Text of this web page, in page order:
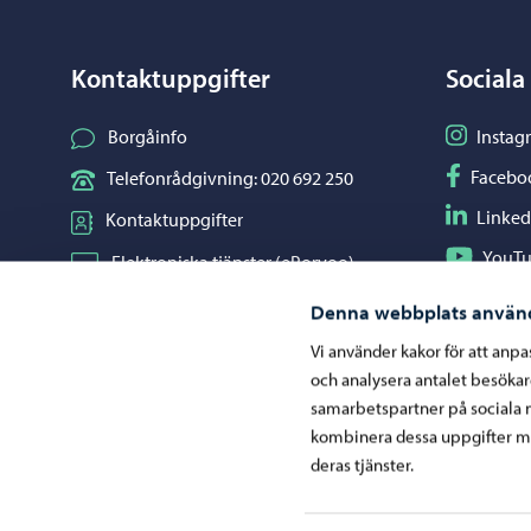
Denna webbplats
Vi använder kakor för att
och analysera antalet
samarbetspartner på sociala
kombinera dessa uppgifter
deras tjänster.
Kontaktuppgifter
Borgåinfo
Telefonrådgivning: 020 692 250
Kontaktuppgifter
Elektroniska tjänster (ePorvoo)
Kartor och lägesinformation
Följ på
Följ på
Följ på
Följ på